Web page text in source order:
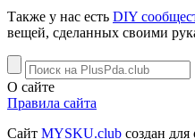
Также у нас есть DIY
вещей, сделанных своими
О сайте
Правила сайта
Сайт MYSKU.club cоздан для